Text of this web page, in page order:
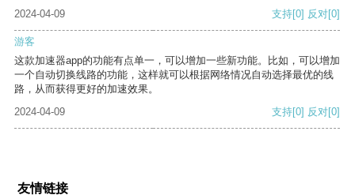
2024-04-09 支持[0] 反对[0]
游客
这款加速器app的功能有点单一，可以增加一些新功能。比如，可以增加
一个自动切换线路的功能，这样就可以根据网络情况自动选择最优的线
路，从而获得更好的加速效果。
2024-04-09
支持[0] 反对[0]
友情链接